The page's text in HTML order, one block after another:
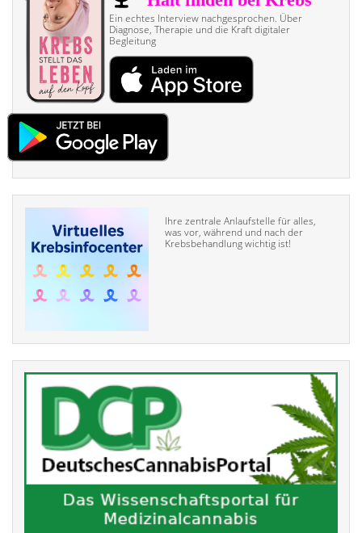
Ein echtes Interview nach­gesprochen. Über
Diagnose, Therapie und die Kraft digitaler
Begleitung
Ihre zentrale Anlaufstelle für alles,
was vor, während und nach der
Krebsbehandlung wichtig ist!